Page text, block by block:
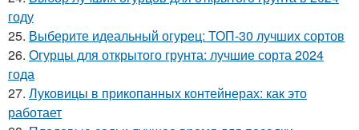
году
25. Выберите идеальный огурец: ТОП-30 лучших сортов
26. Огурцы для открытого грунта: лучшие сорта 2024
года
27. Луковицы в прикопанных контейнерах: как это
работает